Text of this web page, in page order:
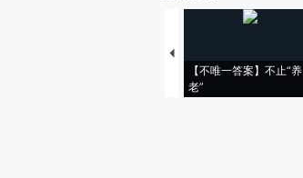
【不唯一答案】不止“养
老”